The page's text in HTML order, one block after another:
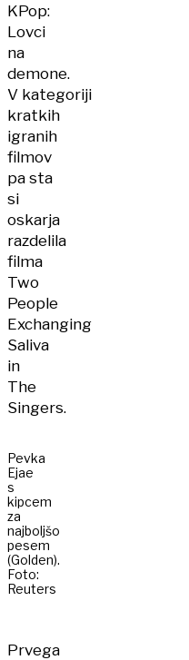
KPop:
Lovci
na
demone.
V kategoriji
kratkih
igranih
filmov
pa sta
si
oskarja
razdelila
filma
Two
People
Exchanging
Saliva
in
The
Singers.
Pevka
Ejae
s
kipcem
za
najboljšo
pesem
(Golden).
Foto:
Reuters
Prvega